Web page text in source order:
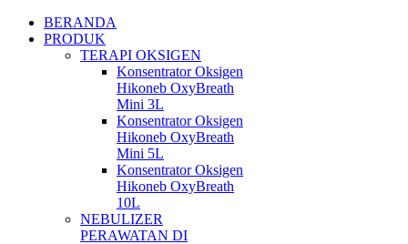
BERANDA
PRODUK
TERAPI OKSIGEN
Konsentrator Oksigen
Hikoneb OxyBreath
Mini 3L
Konsentrator Oksigen
Hikoneb OxyBreath
Mini 5L
Konsentrator Oksigen
Hikoneb OxyBreath
10L
NEBULIZER
PERAWATAN DI